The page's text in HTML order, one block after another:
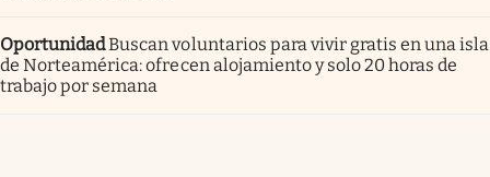
OportunidadBuscan voluntarios para vivir gratis en una isla
de Norteamérica: ofrecen alojamiento y solo 20 horas de
trabajo por semana